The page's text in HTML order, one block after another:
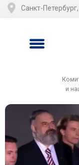
Санкт-
и